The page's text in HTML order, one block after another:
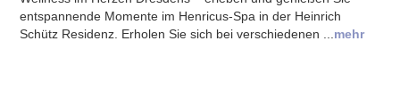
entspannende Momente im Henricus-Spa in der Heinrich
Schütz Residenz. Erholen Sie sich bei verschiedenen ... mehr